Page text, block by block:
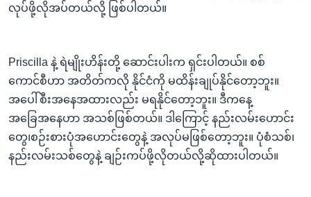
လုပ်ဖို့လိုအပ်တယ်လို့ ဖြစ်ပါတယ်။
Priscilla နဲ့ ရဲမျိုးဟိန်းတို့ ဆောင်းပါးက ရှင်းပါတယ်။ စစ်
ကောင်စီဟာ အတိတ်ကလို နိုင်ငံကို မထိန်းချုပ်နိုင်တော့ဘူး။
အပေါ်စီးအနေအထားလည်း မရနိုင်တော့ဘူး။ ဒီကနေ့
အခြေအနေဟာ အသစ်ဖြစ်တယ်။ ဒါကြောင့် နည်းလမ်းဟောင်း
တွေ၊စဉ်းစားပုံအဟောင်းတွေနဲ့ အလုပ်မဖြစ်တော့ဘူး။ ပုံစံသစ်၊
နည်းလမ်းသစ်တွေနဲ့ ချဉ်းကပ်ဖို့လိုတယ်လို့ဆိုထားပါတယ်။